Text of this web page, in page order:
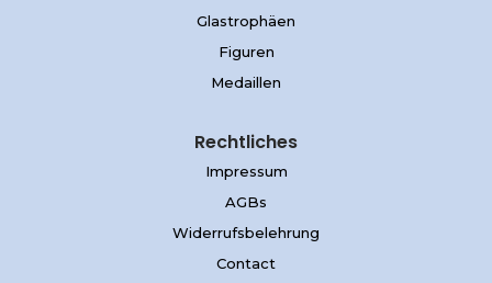
Glastrophäen
Figuren
Medaillen
Rechtliches
Impressum
AGBs
Widerrufsbelehrung
Contact